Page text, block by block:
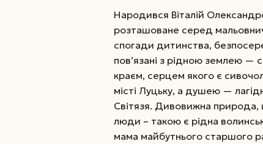
Народився Віталій
розташоване серед
спогади дитинства,
пов’язані з рідною землею
краєм, серцем якого є
місті Луцьку, а душею —
Світязя. Дивовижна природа,
люди – такою є рідна
мама майбутнього старшого